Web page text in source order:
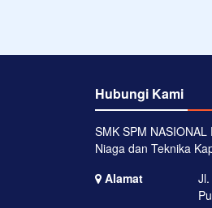
Hubungi Kami
SMK SPM NASIONAL
Niaga dan Teknika
Alamat